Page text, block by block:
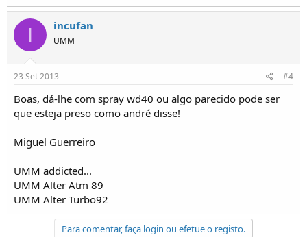
I incufan
UMM
23 Set 2013 #4
Boas, dá-lhe com spray wd40 ou algo parecido pode ser
que esteja preso como andré disse!
Miguel Guerreiro
UMM addicted...
UMM Alter Atm 89
UMM Alter Turbo92
Para comentar, faça login ou efetue o registo.